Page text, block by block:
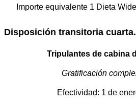
Importe equivalente 1 Dieta
Disposición transitoria cuarta.
Tripulantes de cabina
Gratificación
Efectividad: 1 de